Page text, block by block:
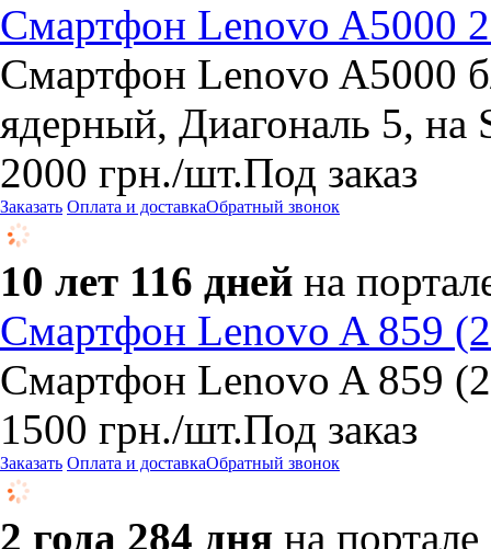
Cмартфон Lenovo A5000
Cмартфон Lenovo A5000
ядерный, Диагональ 5,
2000 грн./шт.Под заказ
Заказать Оплата и доставкаОбратный звонок
10 лет 116 дней на
Смартфон Lenovo A 859
Смартфон Lenovo A 859
1500 грн./шт.Под заказ
Заказать Оплата и доставкаОбратный звонок
2 года 284 дня на портале